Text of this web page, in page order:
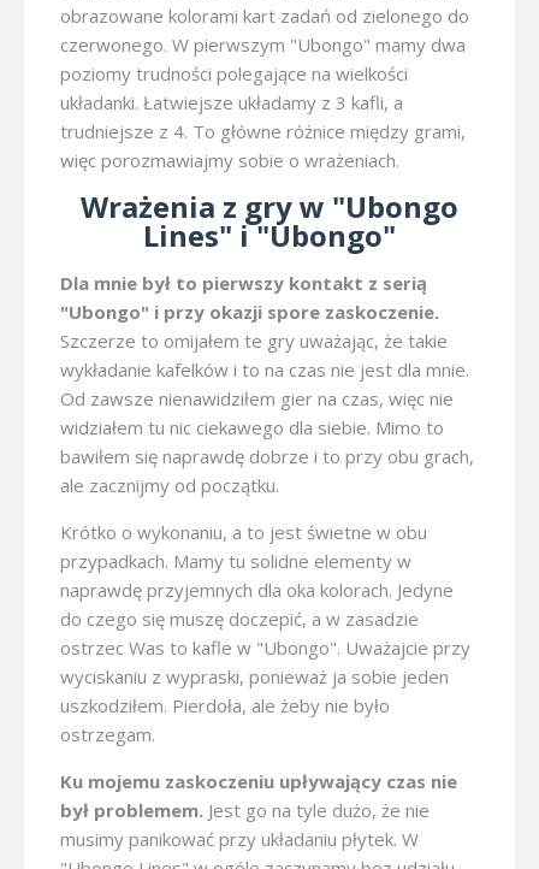
obrazowane kolorami kart zadań od zielonego do
czerwonego. W pierwszym "Ubongo" mamy dwa
poziomy trudności polegające na wielkości
układanki. Łatwiejsze układamy z 3 kafli, a
trudniejsze z 4. To główne różnice między grami,
więc porozmawiajmy sobie o wrażeniach.
Wrażenia z gry w "Ubongo
Lines" i "Ubongo"
Dla mnie był to pierwszy kontakt z serią
"Ubongo" i przy okazji spore zaskoczenie.
Szczerze to omijałem te gry uważając, że takie
wykładanie kafelków i to na czas nie jest dla mnie.
Od zawsze nienawidziłem gier na czas, więc nie
widziałem tu nic ciekawego dla siebie. Mimo to
bawiłem się naprawdę dobrze i to przy obu grach,
ale zacznijmy od początku.
Krótko o wykonaniu, a to jest świetne w obu
przypadkach. Mamy tu solidne elementy w
naprawdę przyjemnych dla oka kolorach. Jedyne
do czego się muszę doczepić, a w zasadzie
ostrzec Was to kafle w "Ubongo". Uważajcie przy
wyciskaniu z wypraski, ponieważ ja sobie jeden
uszkodziłem. Pierdoła, ale żeby nie było
ostrzegam.
Ku mojemu zaskoczeniu upływający czas nie
był problemem. Jest go na tyle dużo, że nie
musimy panikować przy układaniu płytek. W